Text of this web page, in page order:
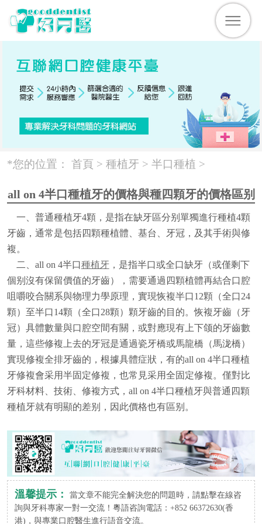
*您的位置： 首頁 > 種植牙 > 半口種植 >
all on 4半口種植牙的價格與種四顆牙的價格區别
一、普通種植牙4顆，是指在缺牙區分别單獨進行種植4顆
牙齒，通常是包括四顆種植體、基台、牙冠，及其手術與修
複。
二、all on 4半口種植牙，是指半口或全口缺牙（或僅剩下
個别沒有保留價值的牙齒），需要通過四顆植體再結合口腔
咀嚼咬合關系與物理力學原理，實現恢複半口12顆（全口24
顆）至半口14顆（全口28顆）顆牙齒的目的。恢複牙齒（牙
冠）具體數量與口腔空間有關，或對應現有上下颌的牙齒數
量，這些修複上去的牙冠是通過瓷牙橋或馬龍橋（馬泷橋）
實現修複全排牙齒的，根據具體症狀，有的all on 4半口種植
牙修複會采用半固定修複，也常見采用全固定修複。僅對比
牙科材料、技術、修複方式，all on 4半口種植牙與普通四顆
種植牙就有明顯的差别，因此價格也有區别。
溫馨提示：
當文章不能完全解決您的問題時，請點擊在線咨
詢與牙科專家一對一交流！粵語咨詢電話：+852 66372630(香
港)，與專業口腔醫生進行語音交流。